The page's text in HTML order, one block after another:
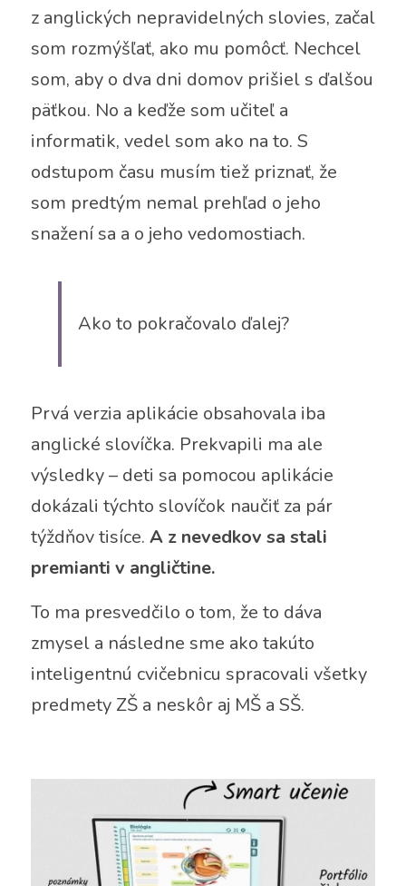
z anglických nepravidelných slovies, začal
som rozmýšľať, ako mu pomôcť. Nechcel
som, aby o dva dni domov prišiel s ďalšou
päťkou. No a keďže som učiteľ a
informatik, vedel som ako na to. S
odstupom času musím tiež priznať, že
som predtým nemal prehľad o jeho
snažení sa a o jeho vedomostiach.
Ako to pokračovalo ďalej?
Prvá verzia aplikácie obsahovala iba
anglické slovíčka. Prekvapili ma ale
výsledky – deti sa pomocou aplikácie
dokázali týchto slovíčok naučiť za pár
týždňov tisíce. A z nevedkov sa stali
premianti v angličtine.
To ma presvedčilo o tom, že to dáva
zmysel a následne sme ako takúto
inteligentnú cvičebnicu spracovali všetky
predmety ZŠ a neskôr aj MŠ a SŠ.